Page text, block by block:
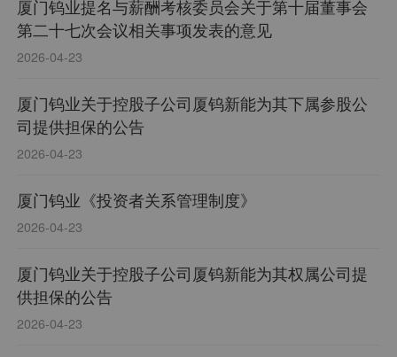
厦门钨业提名与薪酬考核委员会关于第十届董事会
第二十七次会议相关事项发表的意见
2026-04-23
厦门钨业关于控股子公司厦钨新能为其下属参股公
司提供担保的公告
2026-04-23
厦门钨业《投资者关系管理制度》
2026-04-23
厦门钨业关于控股子公司厦钨新能为其权属公司提
供担保的公告
2026-04-23